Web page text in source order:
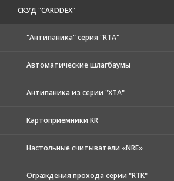
CКУД "CARDDEX"
"Антипаника" серия "RTA"
Автоматические шлагбаумы
Антипаника из серии "XTA"
Картоприемники KR
Настольные считыватели «NRE»
Ограждения прохода серии "RTK"